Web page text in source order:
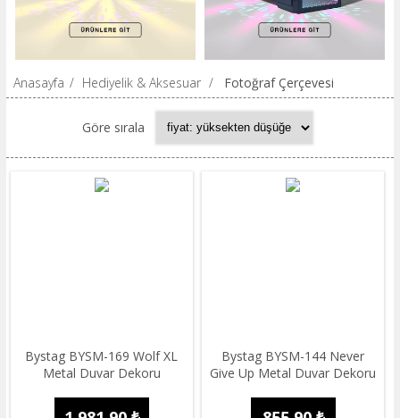
Anasayfa / Hediyelik & Aksesuar / Fotoğraf Çerçevesi
Göre sırala
Bystag BYSM-169 Wolf XL
Metal Duvar Dekoru
Bystag BYSM-144 Never
Give Up Metal Duvar Dekoru